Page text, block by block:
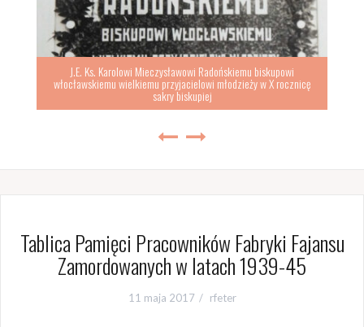
J.E. Ks. Karolowi Mieczysławowi Radońskiemu biskupowi
włocławskiemu wielkiemu przyjacielowi młodzieży w X rocznicę
sakry biskupiej
Tablica Pamięci Pracowników Fabryki Fajansu
Zamordowanych w latach 1939-45
11 maja 2017 rfeter